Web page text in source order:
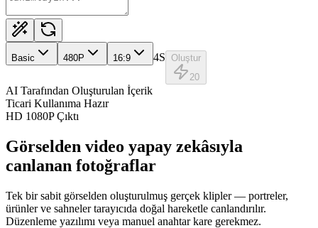
Basic 480P 16:9 4S Oluştur
20
AI Tarafından Oluşturulan İçerik
Ticari Kullanıma Hazır
HD 1080P Çıktı
Görselden video yapay zekâsıyla
canlanan fotoğraflar
Tek bir sabit görselden oluşturulmuş gerçek klipler — portreler,
ürünler ve sahneler tarayıcıda doğal hareketle canlandırılır.
Düzenleme yazılımı veya manuel anahtar kare gerekmez.